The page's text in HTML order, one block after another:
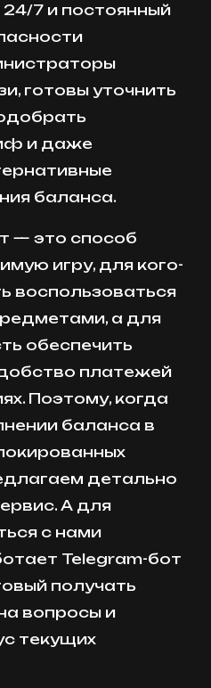
7 и постоянный
готовы уточнить
и даже
баланса.
— это способ
игру, для кого-
воспользоваться
а для
обеспечить
платежей
Поэтому, когда
баланса в
детально
А для
с нами
Telegram-бот
получать
вопросы и
текущих